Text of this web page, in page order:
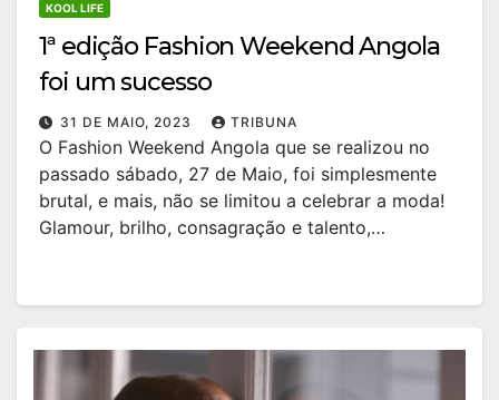
KOOL LIFE
1ª edição Fashion Weekend Angola
foi um sucesso
31 DE MAIO, 2023 TRIBUNA
O Fashion Weekend Angola que se realizou no
passado sábado, 27 de Maio, foi simplesmente
brutal, e mais, não se limitou a celebrar a moda!
Glamour, brilho, consagração e talento,…